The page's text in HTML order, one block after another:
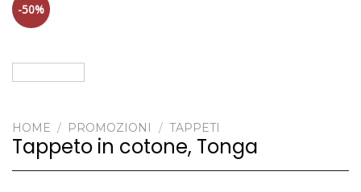
-50%
HOME / PROMOZIONI / TAPPETI
Tappeto in cotone, Tonga